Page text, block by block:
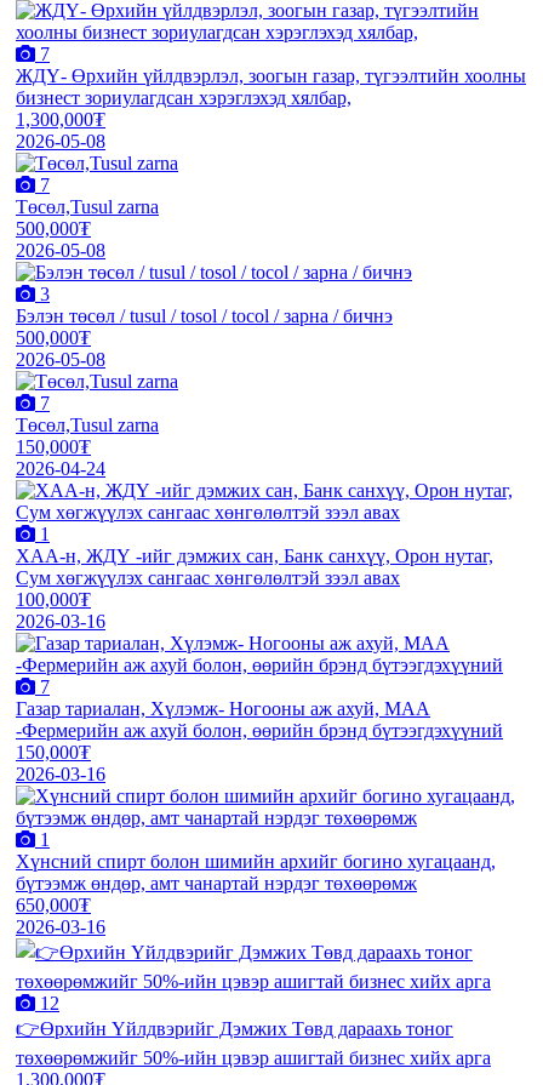
7
ЖДҮ- Өрхийн үйлдвэрлэл, зоогын газар, түгээлтийн хоолны
бизнест зориулагдсан хэрэглэхэд хялбар,
1,300,000₮
2026-05-08
7
Төсөл,Tusul zarna
500,000₮
2026-05-08
3
Бэлэн төсөл / tusul / tosol / tocol / зарна / бичнэ
500,000₮
2026-05-08
7
Төсөл,Tusul zarna
150,000₮
2026-04-24
1
XАА-н, ЖДҮ -ийг дэмжиx сан, Банк санxүү, Орон нутаг,
Сум хөгжүүлэх сангаас хөнгөлөлтэй зээл авах
100,000₮
2026-03-16
7
Газар тариалан, Хүлэмж- Ногооны аж ахуй, МАА
-Фермерийн аж ахуй болон, өөрийн брэнд бүтээгдэхүүний
150,000₮
2026-03-16
1
Хүнсний спирт болон шимийн архийг богино хугацаанд,
бүтээмж өндөр, амт чанартай нэрдэг төхөөрөмж
650,000₮
2026-03-16
12
👉Өрхийн Үйлдвэрийг Дэмжих Төвд дараахь тоног
төхөөрөмжийг 50%-ийн цэвэр ашигтай бизнес хийх арга
1,300,000₮